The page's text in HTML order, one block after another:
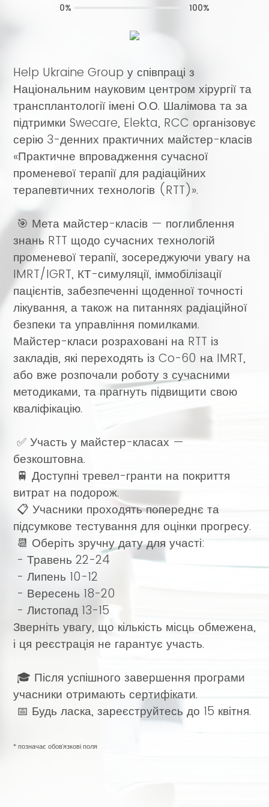
Help Ukraine Group у співпраці з
Національним науковим центром хірургії та
трансплантології імені О.О. Шалімова та за
підтримки Swecare, Elekta, RCC організовує
серію 3-денних практичних майстер-класів
«Практичне впровадження сучасної
променевої терапії для радіаційних
терапевтичних технологів (RTT)».
🎯 Мета майстер-класів — поглиблення
знань RTT щодо сучасних технологій
променевої терапії, зосереджуючи увагу на
IMRT/IGRT, КТ-симуляції, іммобілізації
пацієнтів, забезпеченні щоденної точності
лікування, а також на питаннях радіаційної
безпеки та управління помилками.
Майстер-класи розраховані на RTT із
закладів, які переходять із Co-60 на IMRT,
або вже розпочали роботу з сучасними
методиками, та прагнуть підвищити свою
кваліфікацію.
✅ Участь у майстер-класах —
безкоштовна.
🚆 Доступні тревел-гранти на покриття
витрат на подорож.
📋 Учасники проходять попереднє та
підсумкове тестування для оцінки прогресу.
📆 Оберіть зручну дату для участі:
- Травень 22-24
- Липень 10-12
- Вересень 18-20
- Листопад 13-15
Зверніть увагу, що кількість місць обмежена,
і ця реєстрація не гарантує участь.
🎓 Після успішного завершення програми
учасники отримають сертифікати.
📅 Будь ласка, зареєструйтесь до 15 квітня.
* позначає обов’язкові поля
0% 100%